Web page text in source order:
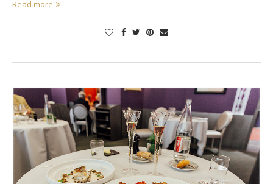
Read more